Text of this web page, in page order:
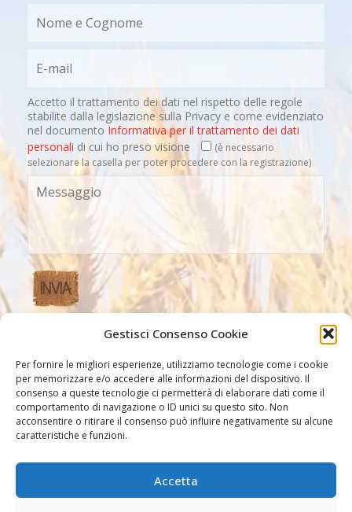
Gestisci Consenso Cookie
Per fornire le migliori esperienze, utilizziamo tecnologie come i cookie
per memorizzare e/o accedere alle informazioni del dispositivo. Il
consenso a queste tecnologie ci permetterà di elaborare dati come il
comportamento di navigazione o ID unici su questo sito. Non
acconsentire o ritirare il consenso può influire negativamente su alcune
caratteristiche e funzioni.
Accetta
Accetto il trattamento dei dati nel rispetto delle regole
stabilite dalla legislazione sulla Privacy e come evidenziato
nel documento Informativa per il trattamento dei dati
personali di cui ho preso visione
(è necessario
selezionare la casella per poter procedere con la registrazione)
Altri Link
Altri link